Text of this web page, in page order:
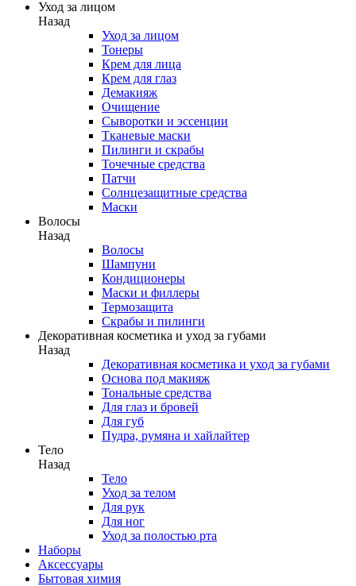
Уход за лицом
Назад
Уход за лицом
Тонеры
Крем для лица
Крем для глаз
Демакияж
Очищение
Сыворотки и эссенции
Тканевые маски
Пилинги и скрабы
Точечные средства
Патчи
Солнцезащитные средства
Маски
Волосы
Назад
Волосы
Шампуни
Кондиционеры
Маски и филлеры
Термозащита
Скрабы и пилинги
Декоративная косметика и уход за губами
Назад
Декоративная косметика и уход за губами
Основа под макияж
Тональные средства
Для глаз и бровей
Для губ
Пудра, румяна и хайлайтер
Тело
Назад
Тело
Уход за телом
Для рук
Для ног
Уход за полостью рта
Наборы
Аксессуары
Бытовая химия